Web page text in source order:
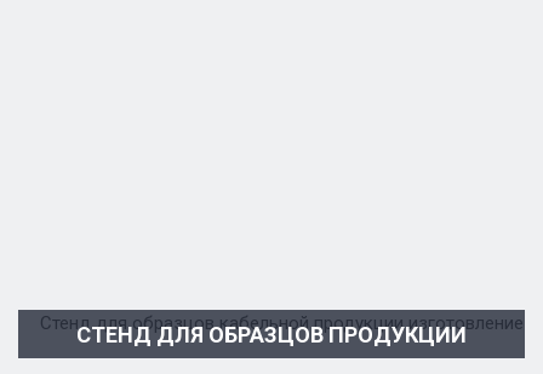
СТЕНД ДЛЯ ОБРАЗЦОВ ПРОДУКЦИИ